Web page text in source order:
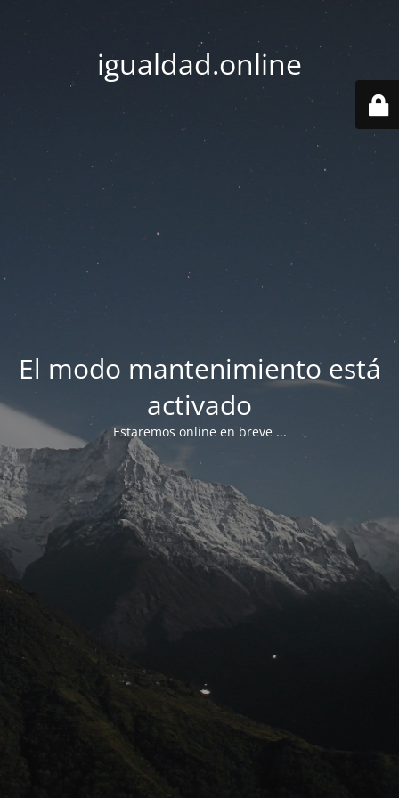
igualdad.online
El modo mantenimiento está
activado
Estaremos online en breve ...